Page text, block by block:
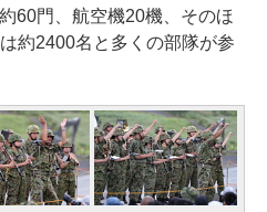
60門、航空機20機、そのほ
約2400名と多くの部隊が参